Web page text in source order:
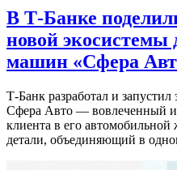
В Т-Банке
новой экосистемы
машин «Сфера
Т-Банк разработал и
Сфера Авто — вовлеченный
клиента в его
детали, объединяющий в